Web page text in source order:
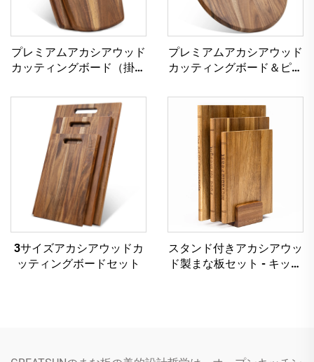
プレミアムアカシアウッド
カッティングボード（掛け
プレミアムアカシアウッド
カッティングボード＆ピザ
3サイズアカシアウッドカ
ッティングボードセット
スタンド付きアカシアウッ
ド製まな板セット - キッチ